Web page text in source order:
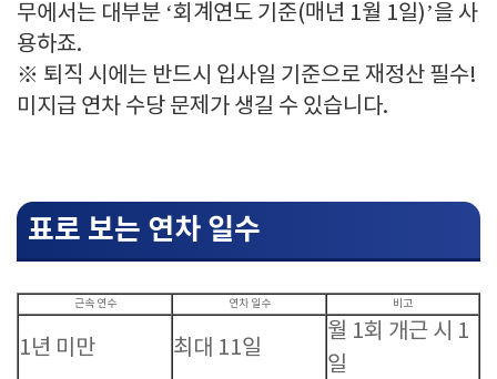
무에서는 대부분 ‘회계연도 기준(매년 1월 1일)’을 사
용하죠.
※ 퇴직 시에는 반드시 입사일 기준으로 재정산 필수!
미지급 연차 수당 문제가 생길 수 있습니다.
표로 보는 연차 일수
근속 연수 연차 일수 비고
1년 미만 최대 11일
월 1회 개근 시 1
일